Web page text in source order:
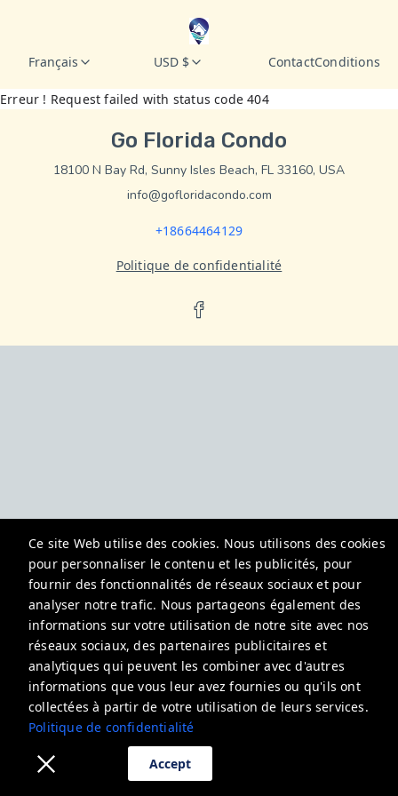
Ce site Web utilise des cookies. Nous utilisons des cookies
pour personnaliser le contenu et les publicités, pour
fournir des fonctionnalités de réseaux sociaux et pour
analyser notre trafic. Nous partageons également des
informations sur votre utilisation de notre site avec nos
réseaux sociaux, des partenaires publicitaires et
analytiques qui peuvent les combiner avec d'autres
informations que vous leur avez fournies ou qu'ils ont
collectées à partir de votre utilisation de leurs services.
Politique de confidentialité
Accept
Français USD $ ContactConditions
Erreur ! Request failed with status code 404
Go Florida Condo
18100 N Bay Rd, Sunny Isles Beach, FL 33160, USA
info@gofloridacondo.com
+18664464129
Politique de confidentialité